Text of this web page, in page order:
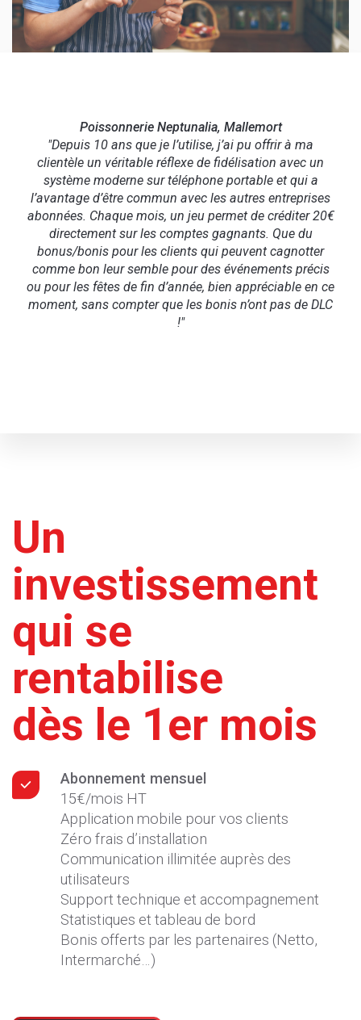
Poissonnerie Neptunalia, Mallemort
"Depuis 10 ans que je l’utilise, j’ai pu offrir à ma
clientèle un véritable réflexe de fidélisation avec un
système moderne sur téléphone portable et qui a
l’avantage d’être commun avec les autres entreprises
abonnées. Chaque mois, un jeu permet de créditer 20€
directement sur les comptes gagnants. Que du
bonus/bonis pour les clients qui peuvent cagnotter
comme bon leur semble pour des événements précis
ou pour les fêtes de fin d’année, bien appréciable en ce
moment, sans compter que les bonis n’ont pas de DLC
!"
Un
investissement
qui se
rentabilise
dès le 1er mois
Abonnement mensuel
15€/mois HT
Application mobile pour vos clients
Zéro frais d’installation
Communication illimitée auprès des
utilisateurs
Support technique et accompagnement
Statistiques et tableau de bord
Bonis offerts par les partenaires (Netto,
Intermarché…)